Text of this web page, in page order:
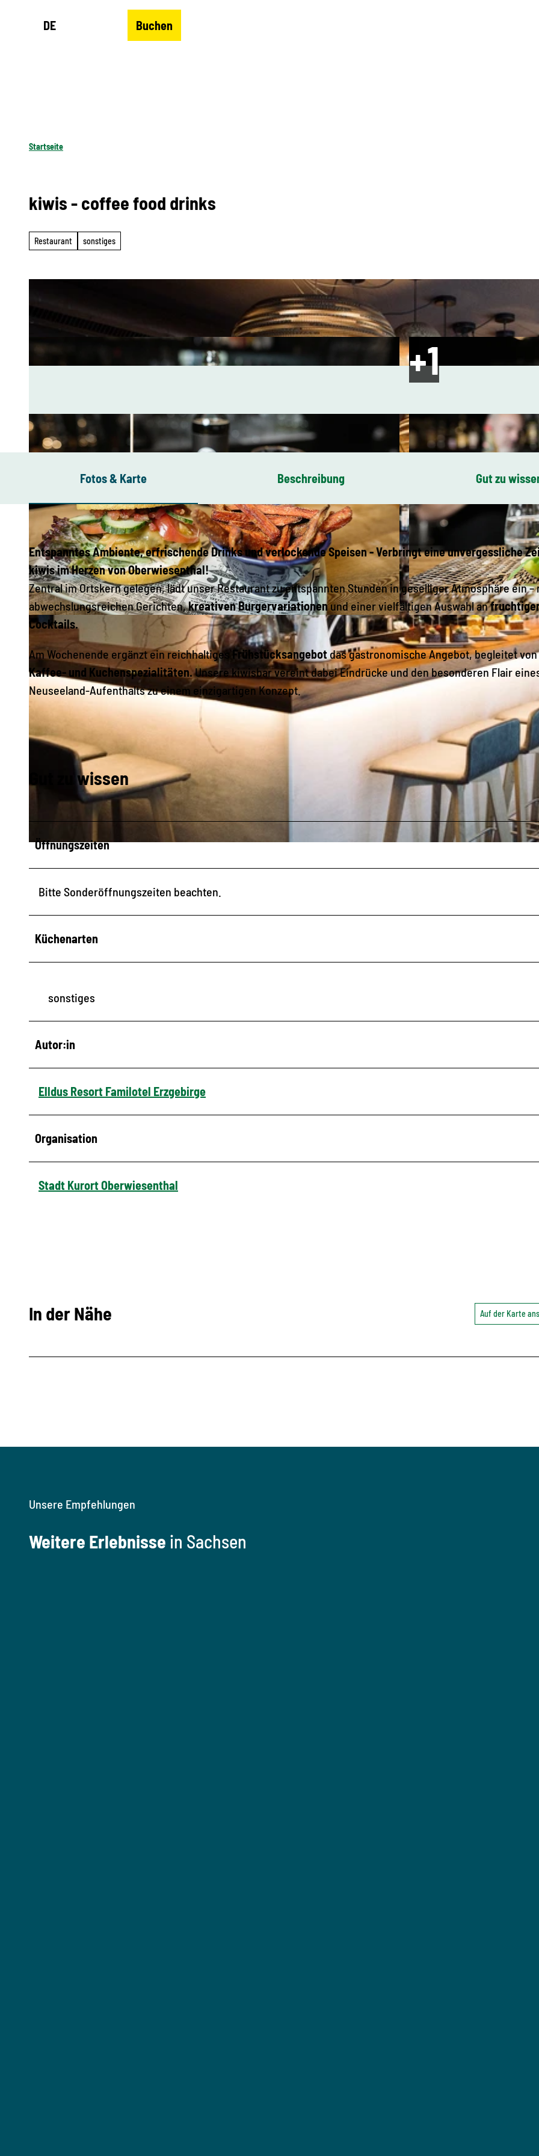
DE Buchen
Startseite
kiwis - coffee food drinks
Restaurant sonstiges
© Elldus Resort Familotel Erzgebirge, Stadt Kurort Oberwiesenthal
© Elldus Resort Familotel Erzgebirge, Stadt Kurort Oberwiesenthal © Elldus Resort Familotel Erzgebirge, Stadt Kurort
Fotos & Karte Beschreibung Gut zu
Entspanntes Ambiente, erfrischende Drinks und verlockende Speisen - Verbringt eine unvergessliche
kiwis im Herzen von Oberwiesenthal!
Zentral im Ortskern gelegen, lädt unser Restaurant zu entspannten Stunden in geselliger Atmosphäre ein –
abwechslungsreichen Gerichten,kreativen Burgervariationenund einer vielfältigen Auswahl an
Cocktails.
Am Wochenende ergänzt ein reichhaltiges Frühstücksangebot das gastronomische Angebot, begleitet von
Kaffee- und Kuchenspezialitäten.Unsere kiwisbar vereint dabei Eindrücke und den besonderen Flair
Neuseeland-Aufenthalts zu einem einzigartigen Konzept.
Gut zu wissen
Öffnungszeiten
Bitte Sonderöffnungszeiten beachten.
Küchenarten
sonstiges
Autor:in
Elldus Resort Familotel Erzgebirge
Organisation
Stadt Kurort Oberwiesenthal
In der Nähe Auf der Karte
Unsere Empfehlungen
Weitere Erlebnisse in Sachsen